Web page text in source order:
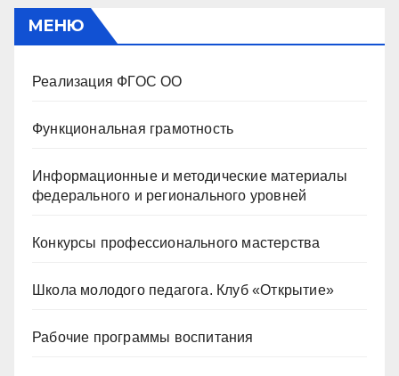
МЕНЮ
Реализация ФГОС ОО
Функциональная грамотность
Информационные и методические материалы
федерального и регионального уровней
Конкурсы профессионального мастерства
Школа молодого педагога. Клуб «Открытие»
Рабочие программы воспитания